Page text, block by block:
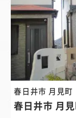
春日井市 月見町